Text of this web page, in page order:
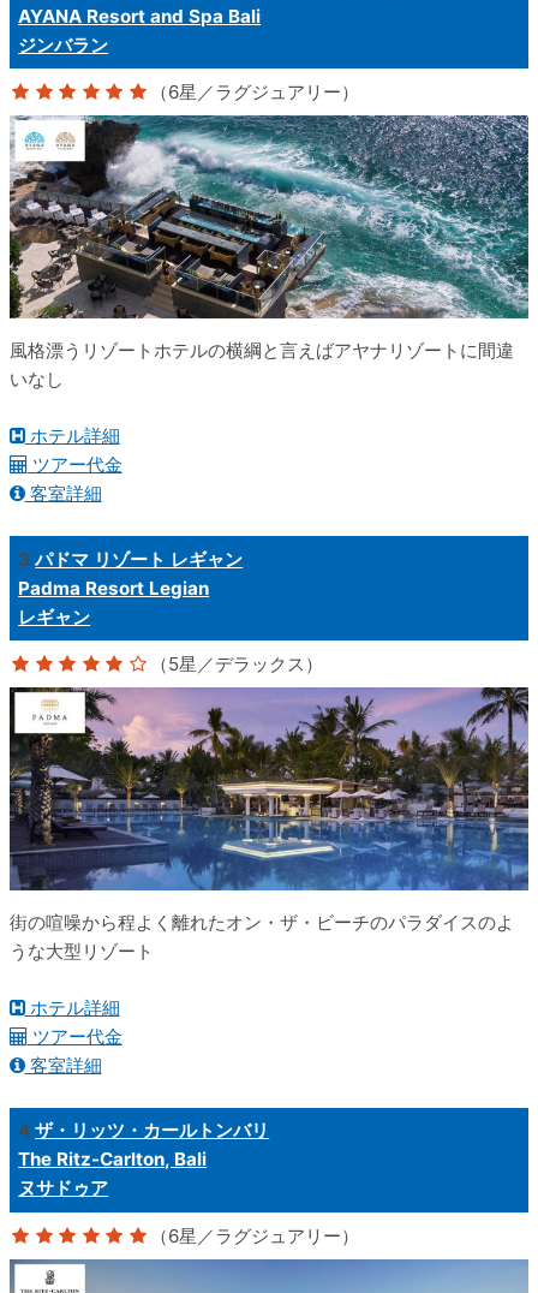
AYANA Resort and Spa Bali
ジンバラン
（6星／ラグジュアリー）
風格漂うリゾートホテルの横綱と言えばアヤナリゾートに間違
いなし
ホテル詳細
ツアー代金
客室詳細
3 パドマ リゾート レギャン
Padma Resort Legian
レギャン
（5星／デラックス）
街の喧噪から程よく離れたオン・ザ・ビーチのパラダイスのよ
うな大型リゾート
ホテル詳細
ツアー代金
客室詳細
4 ザ・リッツ・カールトンバリ
The Ritz-Carlton, Bali
ヌサドゥア
（6星／ラグジュアリー）